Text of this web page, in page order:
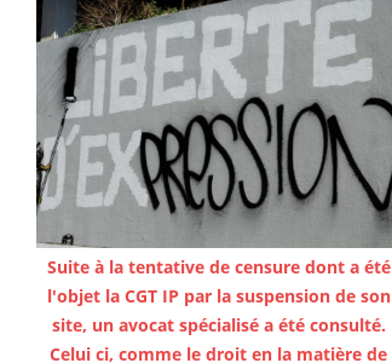
Suite à la tentative de censure dont a été
l'objet la CGT IP par la suspension de son
site, un avocat spécialisé a été consulté.
Celui ci, comme le droit en la matière de